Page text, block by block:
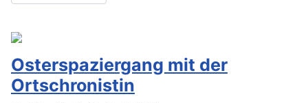
Osterspaziergang mit der
Ortschronistin